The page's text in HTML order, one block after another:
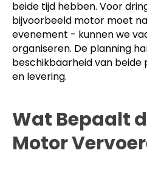
beide tijd hebben. Voor
bijvoorbeeld motor moet
evenement - kunnen we
organiseren. De planning
beschikbaarheid van beide
en levering.
Wat Bepaalt
Motor